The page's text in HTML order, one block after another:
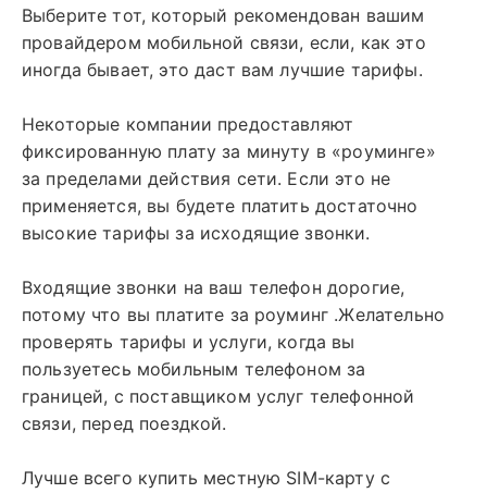
Выберите тот, который рекомендован вашим
провайдером мобильной связи, если, как это
иногда бывает, это даст вам лучшие тарифы.
Некоторые компании предоставляют
фиксированную плату за минуту в «роуминге»
за пределами действия сети. Если это не
применяется, вы будете платить достаточно
высокие тарифы за исходящие звонки.
Входящие звонки на ваш телефон дорогие,
потому что вы платите за роуминг .Желательно
проверять тарифы и услуги, когда вы
пользуетесь мобильным телефоном за
границей, с поставщиком услуг телефонной
связи, перед поездкой.
Лучше всего купить местную SIM-карту с